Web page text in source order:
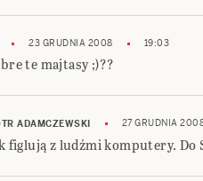
23 GRUDNIA 2008 19:03
te majtasy ;)??
ADAMCZEWSKI 27 GRUDNIA
figlują z ludźmi komputery. Do